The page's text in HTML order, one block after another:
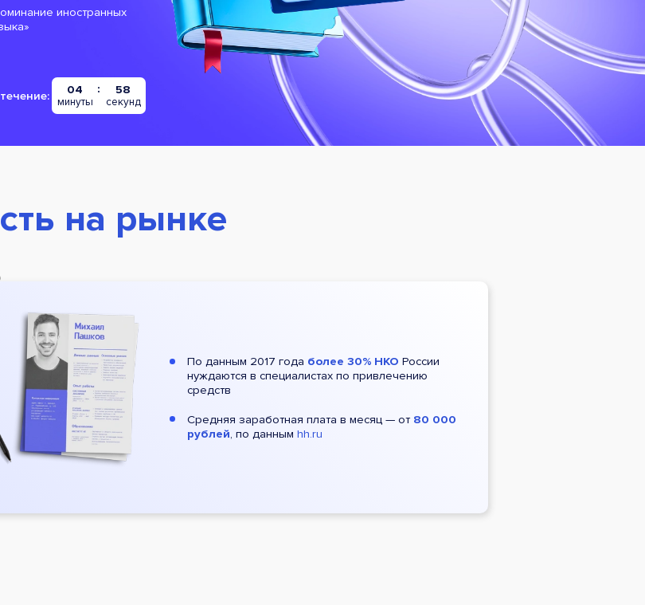
иностранных
04
минуты
57
секунд
на рынке
По данным 2017 года более 30% НКО России
нуждаются в специалистах по привлечению
средств
Средняя заработная плата в месяц — от 80 000
рублей , по данным hh.ru